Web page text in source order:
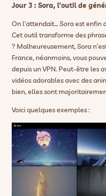
Jour 3 : Sora, l’outil de
On l’attendait… Sora est enfin
Cet outil transforme des
? Malheureusement, Sora
France, néanmoins, vous
depuis un VPN. Peut-être les
vidéos adorables avec des
bien, elles sont
Voici quelques exemples :